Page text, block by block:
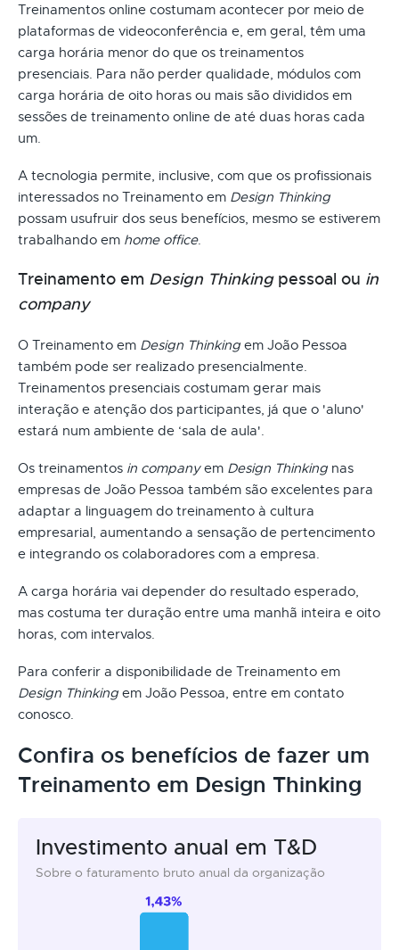
Treinamentos online costumam acontecer por meio de
plataformas de videoconferência e, em geral, têm uma
carga horária menor do que os treinamentos
presenciais. Para não perder qualidade, módulos com
carga horária de oito horas ou mais são divididos em
sessões de treinamento online de até duas horas cada
um.
A tecnologia permite, inclusive, com que os profissionais
interessados no Treinamento em Design Thinking
possam usufruir dos seus benefícios, mesmo se estiverem
trabalhando em home office.
Treinamento em Design Thinkingpessoal ou in
company
O Treinamento em Design Thinking em João Pessoa
também pode ser realizado presencialmente.
Treinamentos presenciais costumam gerar mais
interação e atenção dos participantes, já que o 'aluno'
estará num ambiente de ‘sala de aula'.
Os treinamentos in companyem Design Thinking nas
empresas de João Pessoa também são excelentes para
adaptar a linguagem do treinamento à cultura
empresarial, aumentando a sensação de pertencimento
e integrando os colaboradores com a empresa.
A carga horária vai depender do resultado esperado,
mas costuma ter duração entre uma manhã inteira e oito
horas, com intervalos.
Para conferir a disponibilidade de Treinamento em
Design Thinking em João Pessoa, entre em contato
conosco.
Confira os benefícios de fazer um
Treinamento em Design Thinking
Investimento anual em T&D
Sobre o faturamento bruto anual da organização